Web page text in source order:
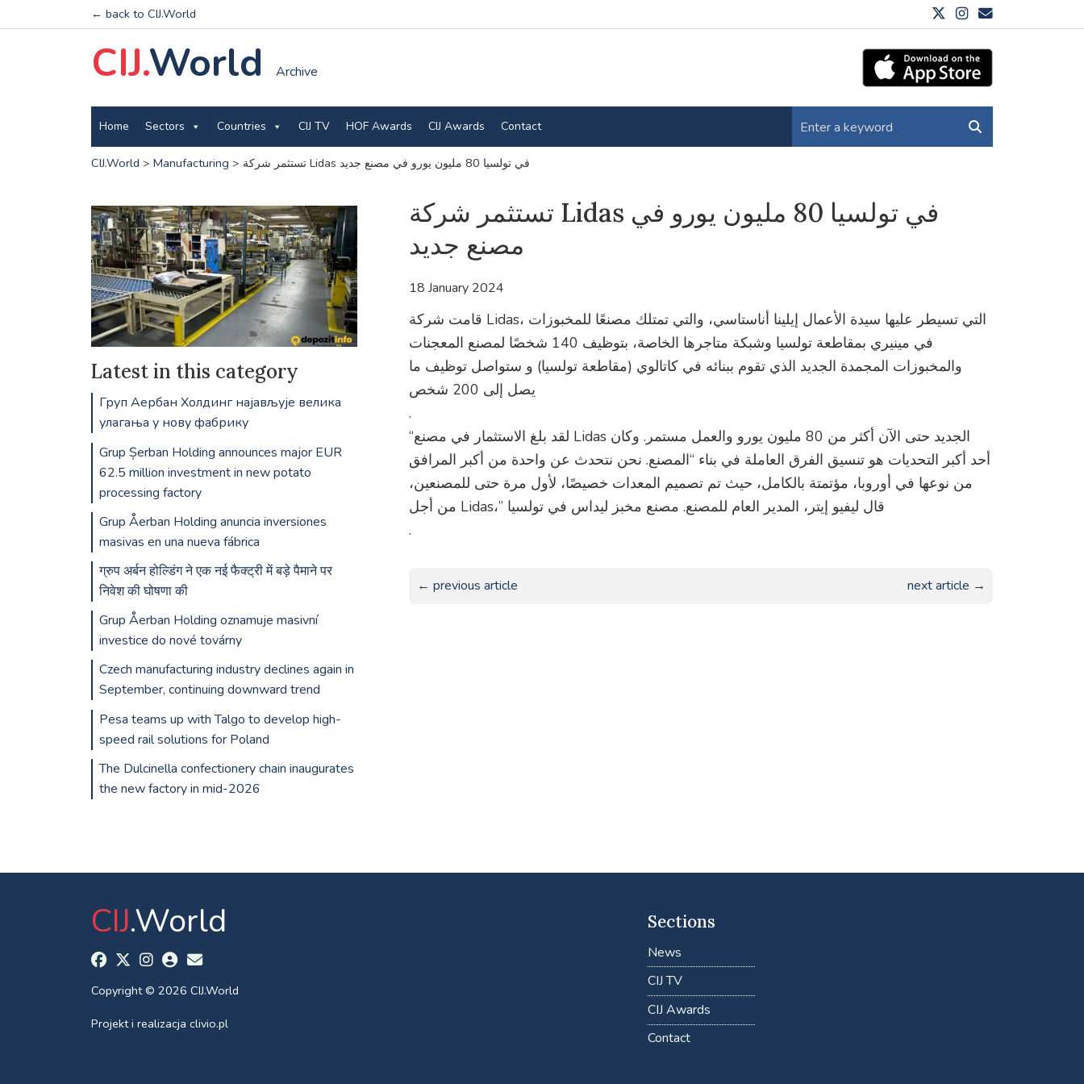
← back to CIJ.World
CIJ.World Archive
Home Sectors Countries CIJ TV HOF Awards CIJ Awards Contact
CIJ.World > Manufacturing > تستثمر شركة Lidas في تولسيا 80 مليون يورو في مصنع جديد
تستثمر شركة Lidas في تولسيا 80 مليون يورو في
مصنع جديد
18 January 2024
قامت شركة Lidas، التي تسيطر عليها سيدة الأعمال إيلينا أناستاسي، والتي تمتلك مصنعًا للمخبوزات
في مينيري بمقاطعة تولسيا وشبكة متاجرها الخاصة، بتوظيف 140 شخصًا لمصنع المعجنات
والمخبوزات المجمدة الجديد الذي تقوم ببنائه في كاتالوي (مقاطعة تولسيا) و ستواصل توظيف ما
يصل إلى 200 شخص
.
“لقد بلغ الاستثمار في مصنع Lidas الجديد حتى الآن أكثر من 80 مليون يورو والعمل مستمر. وكان
أحد أكبر التحديات هو تنسيق الفرق العاملة في بناء “المصنع. نحن نتحدث عن واحدة من أكبر المرافق
من نوعها في أوروبا، مؤتمتة بالكامل، حيث تم تصميم المعدات خصيصًا، لأول مرة حتى للمصنعين،
من أجل Lidas،” قال ليفيو إيتر، المدير العام للمصنع. مصنع مخبز ليداس في تولسيا
.
← previous article next article →
Latest in this category
Груп Аербан Холдинг најављује велика
улагања у нову фабрику
Grup Șerban Holding announces major EUR
62.5 million investment in new potato
processing factory
Grup Åerban Holding anuncia inversiones
masivas en una nueva fábrica
ग्रुप अर्बन होल्डिंग ने एक नई फैक्ट्री में बड़े पैमाने पर
निवेश की घोषणा की
Grup Åerban Holding oznamuje masivní
investice do nové továrny
Czech manufacturing industry declines again in
September, continuing downward trend
Pesa teams up with Talgo to develop high-
speed rail solutions for Poland
The Dulcinella confectionery chain inaugurates
the new factory in mid-2026
CIJ.World
Copyright © 2026 CIJ.World
Projekt i realizacja clivio.pl
Sections
News
CIJ TV
CIJ Awards
Contact